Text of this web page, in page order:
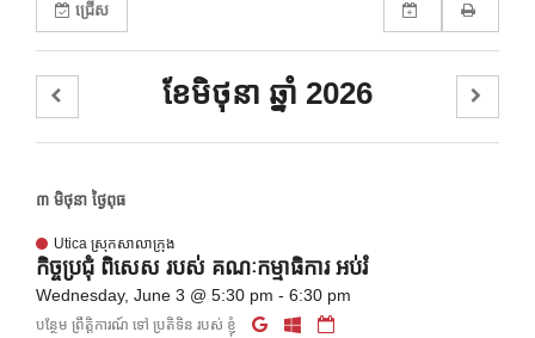
ជ្រើស
ខែមិថុនា ឆ្នាំ 2026
៣ មិថុនា ថ្ងៃពុធ
Utica ស្រុកសាលាក្រុង
កិច្ចប្រជុំ ពិសេស របស់ គណៈកម្មាធិការ អប់រំ
Wednesday, June 3 @ 5:30 pm - 6:30 pm
បន្ថែម ព្រឹត្តិការណ៍ ទៅ ប្រតិទិន របស់ ខ្ញុំ